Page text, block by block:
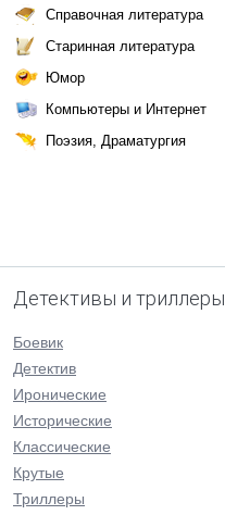
Справочная литература
Старинная литература
Юмор
Компьютеры и Интернет
Поэзия, Драматургия
Детективы и триллеры
Боевик
Детектив
Иронические
Исторические
Классические
Крутые
Триллеры